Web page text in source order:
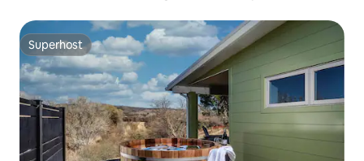
Superhost
Superhost